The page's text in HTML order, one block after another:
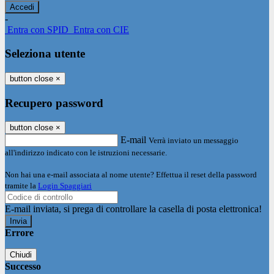
-
Entra con SPID Entra con CIE
Seleziona utente
button close ×
Recupero password
button close ×
E-mail Verrà inviato un messaggio
all'indirizzo indicato con le istruzioni necessarie.
Non hai una e-mail associata al nome utente? Effettua il reset della password
tramite la Login Spaggiari
E-mail inviata, si prega di controllare la casella di posta elettronica!
Errore
Chiudi
Successo